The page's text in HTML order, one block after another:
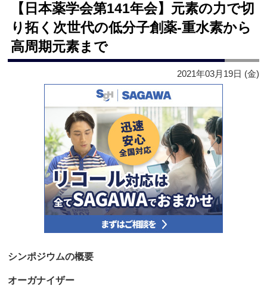
【日本薬学会第141年会】元素の力で切
り拓く次世代の低分子創薬‐重水素から
高周期元素まで
2021年03月19日 (金)
シンポジウムの概要
オーガナイザー